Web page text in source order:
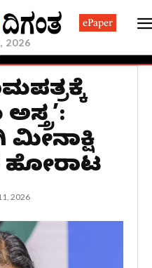
2026
ePaper
ಮೀನಾಕ್ಷಿ
ಹೋರಾಟ
2026